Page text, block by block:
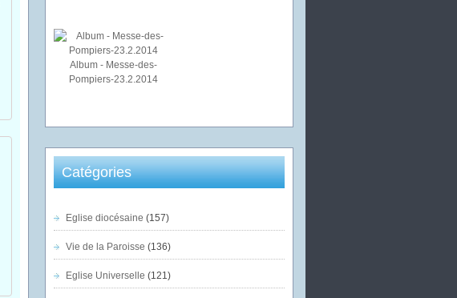
Album - Messe-des-
Pompiers-23.2.2014
Catégories
Eglise diocésaine (157)
Vie de la Paroisse (136)
Eglise Universelle (121)